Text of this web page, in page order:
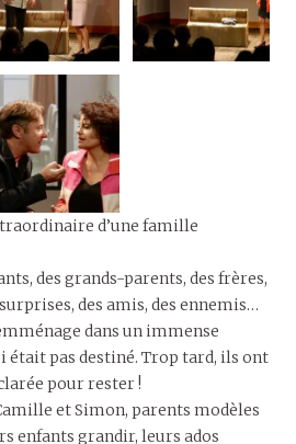
d’une famille
des grands-parents, des frères,
des amis, des ennemis…
dans un immense
était pas destiné. Trop tard, ils ont
pour rester !
et Simon, parents modèles
enfants grandir, leurs ados